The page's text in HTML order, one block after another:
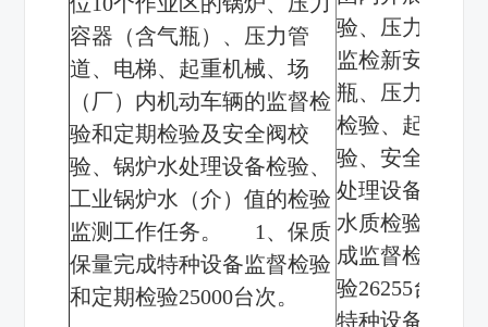
容器（含气瓶）、压力管
道、电梯、起重机械、场
（厂）内机动车辆的监督检
验和定期检验及安全阀校
验、锅炉水处理设备检验、
工业锅炉水（介）值的检验
监测工作任务。
1 、保质
保量完成特种设备监督检验
和定期检验25000台次。
验、压力容器
监检新安装车
瓶、压力管道
检验、起重机
验、安全阀校
处理设备检验
水质检验工作
成监督检验和
验26255台，已
特种设备作业